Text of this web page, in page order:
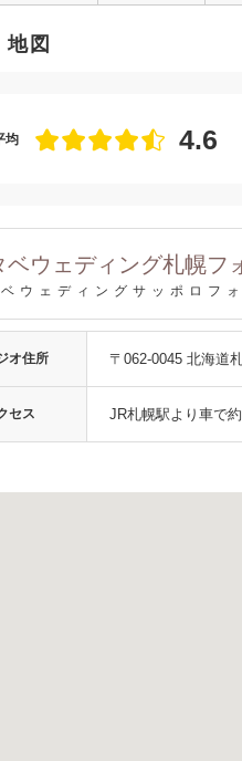
図
均 4.6
ベウェディング札幌フ
ウェディングサッポロフ
オ住所 〒062-0045 北海道
セス JR札幌駅より車で